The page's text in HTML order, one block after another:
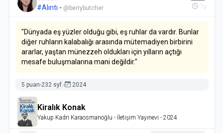
durmaya çalışmak, o da olmazsa araya belirli bir manevi
öleyim, arzusuyla üst üste yanlış kararlar vermek.
#Alıntı - @berrybutcher
1y
"Dünyada eş yüzler olduğu gibi, eş ruhlar da vardır. Bunlar
diğer ruhların kalabalığı arasında mütemadiyen birbirini
ararlar, yaştan münezzeh oldukları için yılların açtığı
mesafe buluşmalarına mani değildir."
5 puan-232 syf. - 2024
Kiralık Konak
Yakup Kadri Karaosmanoğlu - İletişim Yayınevi - 2024